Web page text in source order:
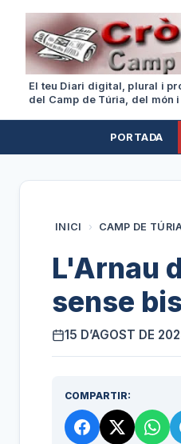
El teu Diari digital, plural i
del Camp de Túria, del món
PORTADA
INICI › CAMP DE
L'Arnau
sense
15 D’AGOST DE
COMPARTIR: